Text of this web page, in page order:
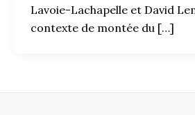
Lavoie-Lachapelle et David
contexte de montée du […]